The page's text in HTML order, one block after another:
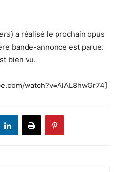
) a réalisé le prochain opus
bande-annonce est parue.
bien vu.
watch?v=AlAL8hwGr74]